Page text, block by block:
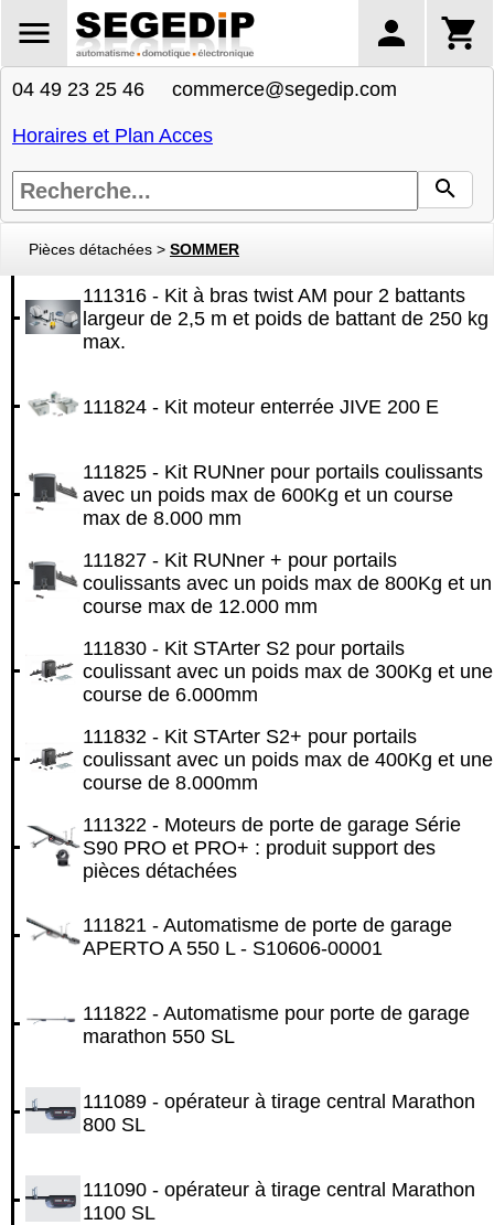
04 49 23 25 46 commerce@segedip.com
Horaires et Plan Acces
Pièces détachées > SOMMER
111316 - Kit à bras twist AM pour 2 battants
largeur de 2,5 m et poids de battant de 250 kg
max.
111824 - Kit moteur enterrée JIVE 200 E
111825 - Kit RUNner pour portails coulissants
avec un poids max de 600Kg et un course
max de 8.000 mm
111827 - Kit RUNner + pour portails
coulissants avec un poids max de 800Kg et un
course max de 12.000 mm
111830 - Kit STArter S2 pour portails
coulissant avec un poids max de 300Kg et une
course de 6.000mm
111832 - Kit STArter S2+ pour portails
coulissant avec un poids max de 400Kg et une
course de 8.000mm
111322 - Moteurs de porte de garage Série
S90 PRO et PRO+ : produit support des
pièces détachées
111821 - Automatisme de porte de garage
APERTO A 550 L - S10606-00001
111822 - Automatisme pour porte de garage
marathon 550 SL
111089 - opérateur à tirage central Marathon
800 SL
111090 - opérateur à tirage central Marathon
1100 SL